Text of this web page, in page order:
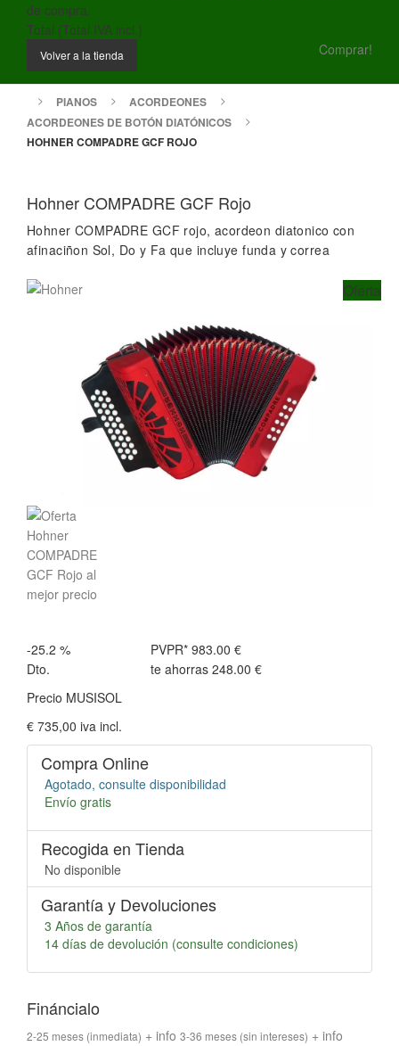
de compra.
Total (Total IVA incl.)
Volver a la tienda Comprar!
PIANOS
ACORDEONES
ACORDEONES DE BOTÓN DIATÓNICOS
HOHNER COMPADRE GCF ROJO
Hohner COMPADRE GCF Rojo
Hohner COMPADRE GCF rojo, acordeon diatonico con
afinaciñon Sol, Do y Fa que incluye funda y correa
Oferta
-25.2 %
Dto.
PVPR* 983.00 €
te ahorras 248.00 €
Precio MUSISOL
€ 735,00 iva incl.
Compra Online
Agotado, consulte disponibilidad
Envío gratis
Recogida en Tienda
No disponible
Garantía y Devoluciones
3 Años de garantía
14 días de devolución (consulte condiciones)
Fináncialo
2-25 meses (inmediata) + info 3-36 meses (sin intereses) + info